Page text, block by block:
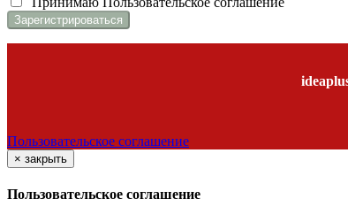
Пользовательское соглашение
× закрыть
Пользовательское соглашение